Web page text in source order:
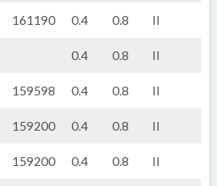
161190 0.4 0.8 II
0.4 0.8 II
159598 0.4 0.8 II
159200 0.4 0.8 II
159200 0.4 0.8 II